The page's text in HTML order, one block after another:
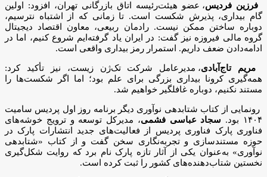
فرزین فردیس، عضو هیئت‌رئیسه اتاق بازرگانی تهران، افزود: اولین
گام بیداری، پذیرش شکست است. تا زمانی که از اشتباه نترسیم،
دوباره ساختن ممکن نیست. رادمان ربیعی، معاون اقتصاد دیجیتال
گروه مالی فیروزه نیز گفت: در ایران یاد گرفته‌ایم شروع کنیم، اما در
ادامه‌دادن ضعف داریم. استمرار رمز بیداری واقعی است.
مریم تاج‌آبادی، مدیرعامل شرکت تک‌ژن زیست، نیز تأکید کرد:
همه‌گیری کرونا بیداری بزرگی برای علم بود؛ اما اگر شکست‌ها را
مستند نکنیم، دوباره غافلگیر خواهیم شد.
رونمایی از کتاب شتابدهی نوآوری دیگر برنامه روز اول پردیس سامیت
۱۴۰۴ بود.
سجاد عباسی فشمی، مدیرکل توسعه و ترویج خوشه‌های
فناوری پارک فناوری پردیس از فعالیت‌های جدید انتشارات پارک در
حوزه مستندسازی و تجربه‌نگاری سخن گفت و از کتاب «شتابدهی
نوآوری» به‌عنوان یکی از آثار تازه پارک نام برد که روایت شکل‌گیری
نخستین شتاب‌دهنده‌های کشور را ثبت کرده است.